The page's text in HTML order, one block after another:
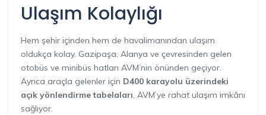
Ulaşım Kolaylığı
Hem şehir içinden hem de havalimanından ulaşım
oldukça kolay. Gazipaşa, Alanya ve çevresinden gelen
otobüs ve minibüs hatları AVM’nin önünden geçiyor.
Ayrıca araçla gelenler için D400 karayolu üzerindeki
açık yönlendirme tabelaları, AVM’ye rahat ulaşım imkânı
sağlıyor.